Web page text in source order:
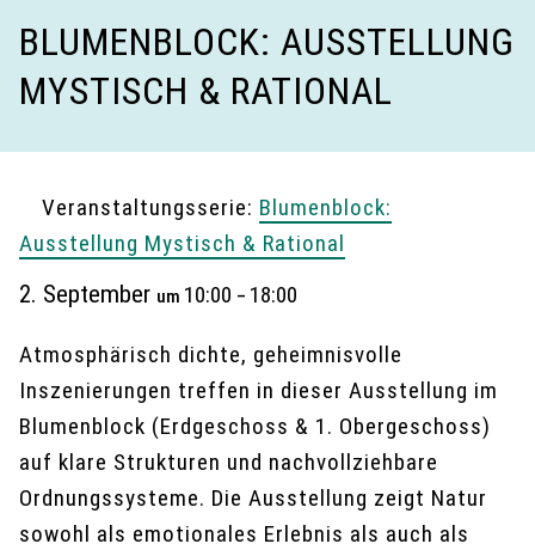
BLUMENBLOCK: AUSSTELLUNG
MYSTISCH & RATIONAL
Veranstaltungsserie: Blumenblock:
Ausstellung Mystisch & Rational
2. September um 10:00 – 18:00
Atmosphärisch dichte, geheimnisvolle
Inszenierungen treffen in dieser Ausstellung im
Blumenblock (Erdgeschoss & 1. Obergeschoss)
auf klare Strukturen und nachvollziehbare
Ordnungssysteme. Die Ausstellung zeigt Natur
sowohl als emotionales Erlebnis als auch als